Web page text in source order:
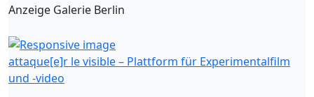
Anzeige Galerie Berlin
attaque[e]r le visible – Plattform für Experimentalfilm
und -video